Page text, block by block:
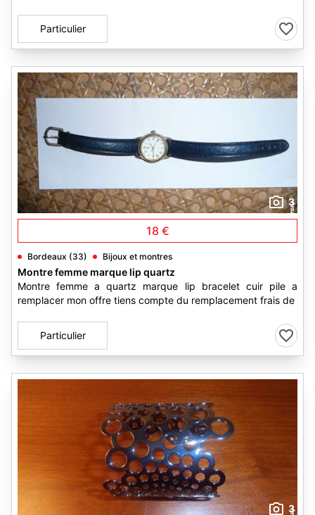
Particulier
3
18 €
Bordeaux (33) Bijoux et montres
Montre femme marque lip quartz
Montre femme a quartz marque lip bracelet cuir pile a
remplacer mon offre tiens compte du remplacement frais de
Particulier
3